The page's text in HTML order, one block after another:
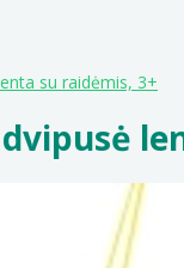
su raidėmis, 3+